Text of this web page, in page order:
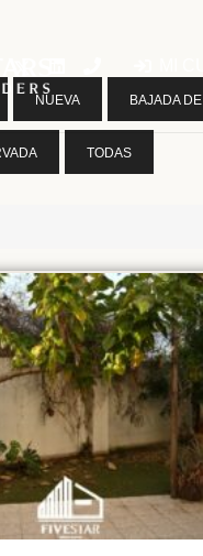
NUEVA BAJADA
TODAS